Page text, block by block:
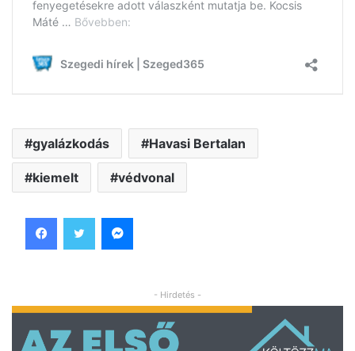
gyalázkodás Havasi Bertalan
kiemelt védvonal
- Hirdetés -